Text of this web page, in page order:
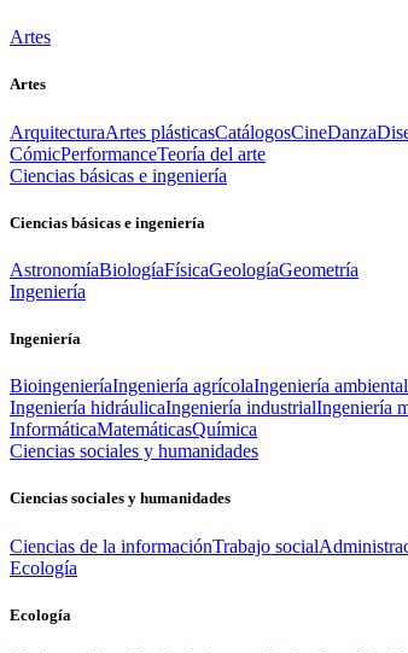
Artes
Artes
ArquitecturaArtes plásticasCatálogosCineDanza
CómicPerformanceTeoría del arte
Ciencias básicas e ingeniería
Ciencias básicas e ingeniería
AstronomíaBiologíaFísicaGeologíaGeometría
Ingeniería
Ingeniería
BioingenieríaIngeniería agrícolaIngeniería ambiental
Ingeniería hidráulicaIngeniería industrialIngeniería
InformáticaMatemáticasQuímica
Ciencias sociales y humanidades
Ciencias sociales y humanidades
Ciencias de la informaciónTrabajo social
Ecología
Ecología